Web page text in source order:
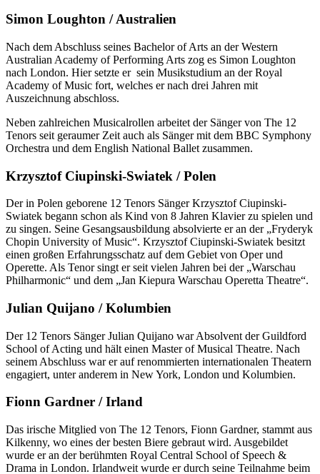
Simon Loughton / Australien
Nach dem Abschluss seines Bachelor of Arts an der Western
Australian Academy of Performing Arts zog es Simon Loughton
nach London. Hier setzte er sein Musikstudium an der Royal
Academy of Music fort, welches er nach drei Jahren mit
Auszeichnung abschloss.
Neben zahlreichen Musicalrollen arbeitet der Sänger von The 12
Tenors seit geraumer Zeit auch als Sänger mit dem BBC Symphony
Orchestra und dem English National Ballet zusammen.
Krzysztof Ciupinski-Swiatek / Polen
Der in Polen geborene 12 Tenors Sänger Krzysztof Ciupinski-
Swiatek begann schon als Kind von 8 Jahren Klavier zu spielen und
zu singen. Seine Gesangsausbildung absolvierte er an der „Fryderyk
Chopin University of Music“. Krzysztof Ciupinski-Swiatek besitzt
einen großen Erfahrungsschatz auf dem Gebiet von Oper und
Operette. Als Tenor singt er seit vielen Jahren bei der „Warschau
Philharmonic“ und dem „Jan Kiepura Warschau Operetta Theatre“.
Julian Quijano / Kolumbien
Der 12 Tenors Sänger Julian Quijano war Absolvent der Guildford
School of Acting und hält einen Master of Musical Theatre. Nach
seinem Abschluss war er auf renommierten internationalen Theatern
engagiert, unter anderem in New York, London und Kolumbien.
Fionn Gardner / Irland
Das irische Mitglied von The 12 Tenors, Fionn Gardner, stammt aus
Kilkenny, wo eines der besten Biere gebraut wird. Ausgebildet
wurde er an der berühmten Royal Central School of Speech &
Drama in London. Irlandweit wurde er durch seine Teilnahme beim